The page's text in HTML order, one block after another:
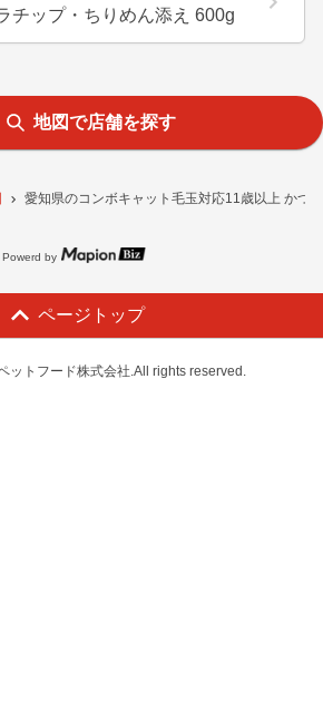
愛知県のコンボキャット毛玉対応11歳以上 かつ
チップ・ちりめん添え 600g
地図で店舗を探す
Powerd by
ページトップ
ットフード株式会社.All rights reserved.